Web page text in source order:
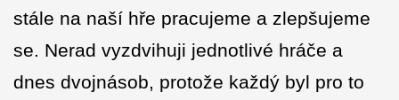
stále na naší hře pracujeme a zlepšujeme
se. Nerad vyzdvihuji jednotlivé hráče a
dnes dvojnásob, protože každý byl pro to